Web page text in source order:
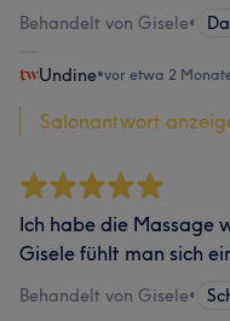
Behandelt von Gisele•
Undine•vor etwa 2
Salonantwort
Ich habe die Massage
Gisele fühlt man sich
Behandelt von Gisele•